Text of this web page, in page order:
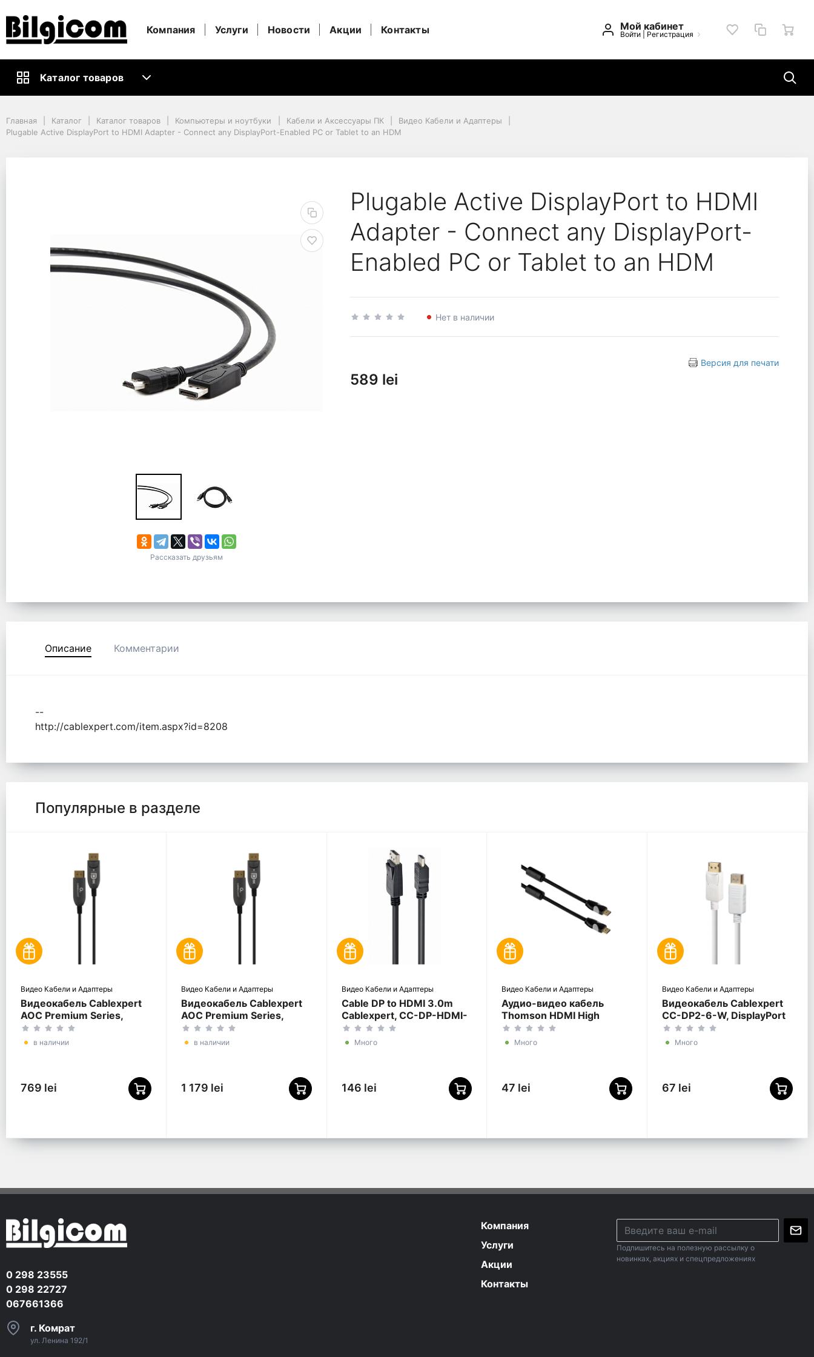
Мой кабинет
Войти| Регистрация
Компания Услуги Новости Акции Контакты
Каталог товаров
Главная
Компьютеры и ноутбуки
Кабели и Аксессуары ПК
Видео Кабели и Адаптеры
Главная Каталог Каталог товаров Компьютеры и ноутбуки Кабели и Аксессуары ПК
Видео Кабели и Адаптеры
Plugable Active DisplayPort to HDMI Adapter - Connect any DisplayPort-Enabled PC or Tablet to an HDM
Рассказать друзьям
Plugable Active DisplayPort to HDMI
Adapter - Connect any DisplayPort-
Enabled PC or Tablet to an HDM
Нет в наличии
Версия для печати
589 lei
Описание Комментарии
--
http://cablexpert.com/item.aspx?id=8208
Популярные в разделе
Видео Кабели и Адаптеры
Видеокабель Cablexpert
AOC Premium Series,
DisplayPort (M) -
DisplayPort (M), 5м,
в наличии
769 lei
Видео Кабели и Адаптеры
Видеокабель Cablexpert
AOC Premium Series,
DisplayPort (M) -
DisplayPort (M), 30м,
в наличии
1 179 lei
Видео Кабели и Адаптеры
Cable DP to HDMI 3.0m
Cablexpert, CC-DP-HDMI-
3M
Много
146 lei
Видео Кабели и Адаптеры
Аудио-видео кабель
Thomson HDMI High
Speed, HDMI (M) - HDMI
(M), 0,75м, Чёрный
Много
47 lei
Видео Кабели и Адаптеры
Видеокабель Cablexpert
CC-DP2-6-W, DisplayPort
(M) - DisplayPort (M),
Белый
Много
67 lei
0 298 23555
0 298 22727
067661366
г. Комрат
ул. Ленина 192/1
Компания
Услуги
Акции
Контакты
Подпишитесь на полезную рассылку о
новинках, акциях и спецпредложениях